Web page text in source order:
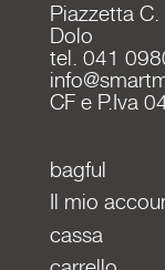
Piazzetta
Dolo
tel. 041
CF e P.Iva
bagful
Il mio
cassa